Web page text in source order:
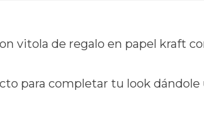
vitola de regalo en papel kraft
para completar tu look